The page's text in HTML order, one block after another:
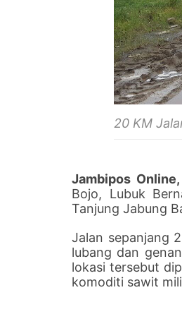
20 KM
Jambipos
Bojo, Lubuk
Tanjung Jabung
Jalan sepanjang
lubang dan
lokasi tersebut
komoditi sawit